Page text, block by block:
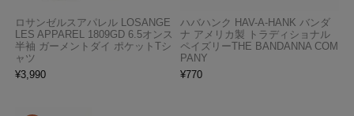
ロサンゼルスアパレル LOSANGE
LES APPAREL 1809GD 6.5オンス
半袖 ガーメントダイ ポケットTシ
ャツ
¥3,990
ハバハンク HAV-A-HANK バンダ
ナ アメリカ製 トラディショナル
ペイズリーTHE BANDANNA COM
PANY
¥770